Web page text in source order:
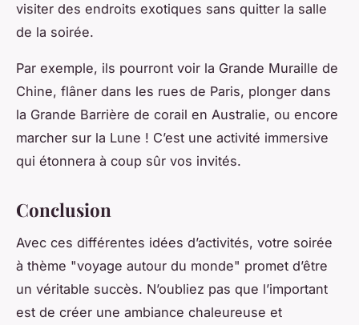
visiter des endroits exotiques sans quitter la salle
de la soirée.
Par exemple, ils pourront voir la Grande Muraille de
Chine, flâner dans les rues de Paris, plonger dans
la Grande Barrière de corail en Australie, ou encore
marcher sur la Lune ! C’est une activité immersive
qui étonnera à coup sûr vos invités.
Conclusion
Avec ces différentes idées d’activités, votre soirée
à thème "voyage autour du monde" promet d’être
un véritable succès. N’oubliez pas que l’important
est de créer une ambiance chaleureuse et